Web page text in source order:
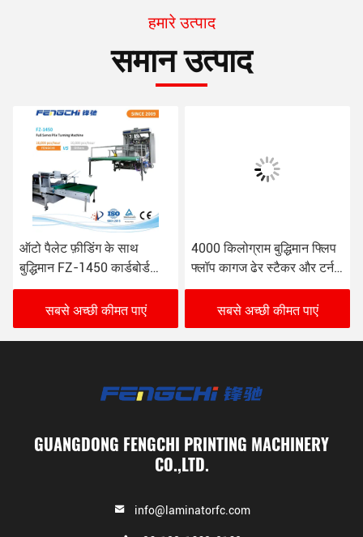
हमारे उत्पाद
समान उत्पाद
ऑटो पैलेट फ़ीडिंग के साथ
बुद्धिमान FZ-1450 कार्डबोर्ड
संरेखण लिथो स्टैकिंग मशीन
सबसे अच्छी कीमत पाएं
4000 किलोग्राम बुद्धिमान फ्लिप
फ्लॉप कागज ढेर स्टैकर और टर्नर
380VAC/4P
सबसे अच्छी कीमत पाएं
GUANGDONG FENGCHI PRINTING MACHINERY
CO.,LTD.
info@laminatorfc.com